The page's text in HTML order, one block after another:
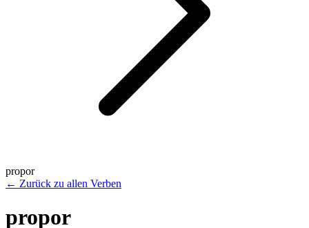
propor
← Zurück zu allen Verben
propor